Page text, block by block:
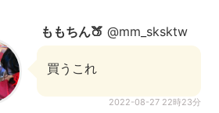
ももちん🍑 @mm_sksktw
買うこれ
2022-08-27 22時23分